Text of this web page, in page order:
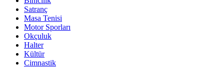
Satranç
Masa Tenisi
Motor Sporları
Okçuluk
Halter
Kültür
Cimnastik